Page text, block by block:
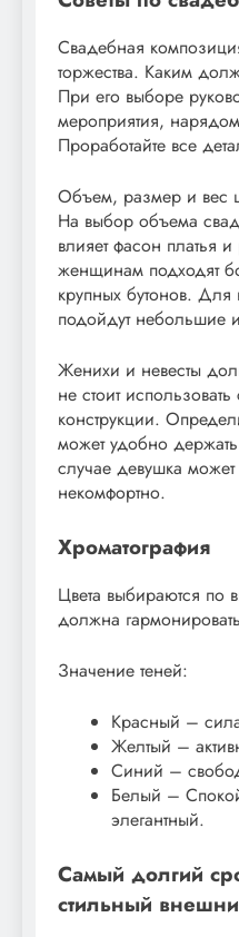
Свадебная
торжества. Каким
При его выборе
мероприятия,
Проработайте все
Объем, размер и вес
На выбор объема
влияет фасон платья
женщинам подходят
крупных бутонов. Для
подойдут небольшие
Женихи и невесты
не стоит
конструкции.
может удобно
случае девушка может
некомфортно.
Хроматография
Цвета выбираются по
должна
Значение теней:
Красный –
Желтый –
Синий –
Белый –
элегантный.
Самый долгий
стильный